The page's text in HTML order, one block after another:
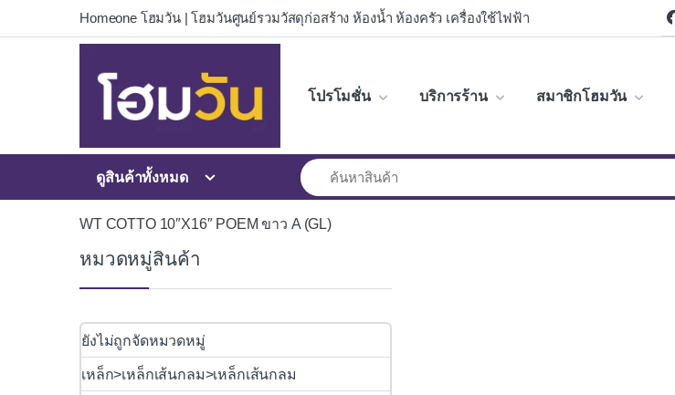
Skip to navigation
Skip to contentHomeone โฮมวัน | โฮมวันศูนย์รวมวัสดุก่อสร้าง ห้องน้ำ ห้องครัว เครื่องใช้ไฟฟ้า
โปรโมชั่น บริการร้าน สมาชิกโฮมวัน
ดูสินค้าทั้งหมด
WT COTTO 10″X16″ POEM ขาว A (GL)
หมวดหมู่สินค้า
ยังไม่ถูกจัดหมวดหมู่
เหล็ก>เหล็กเส้นกลม>เหล็กเส้นกลม